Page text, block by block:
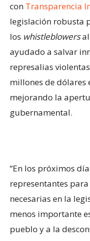
con Transparencia
legislación robusta
los whistleblowers
ayudado a salvar
represalias
millones de dólares
mejorando la
gubernamental.
“En los próximos
representantes
necesarias en la
menos importante
pueblo y a la